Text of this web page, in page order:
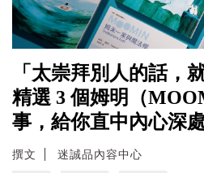
「太崇拜別人的話，
精選 3 個姆明（
事，給你直中內心深
撰文 迷誠品內容中心